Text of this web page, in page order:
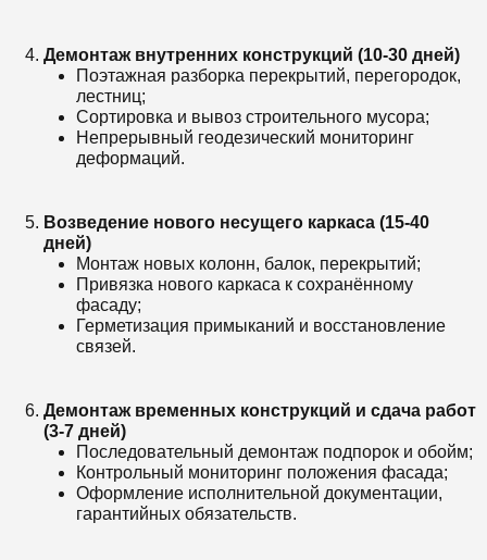
Демонтаж внутренних конструкций (10-30 дней)
Поэтажная разборка перекрытий, перегородок,
лестниц;
Сортировка и вывоз строительного мусора;
Непрерывный геодезический мониторинг
деформаций.
Возведение нового несущего каркаса (15-40
дней)
Монтаж новых колонн, балок, перекрытий;
Привязка нового каркаса к сохранённому
фасаду;
Герметизация примыканий и восстановление
связей.
Демонтаж временных конструкций и сдача работ
(3-7 дней)
Последовательный демонтаж подпорок и обойм;
Контрольный мониторинг положения фасада;
Оформление исполнительной документации,
гарантийных обязательств.